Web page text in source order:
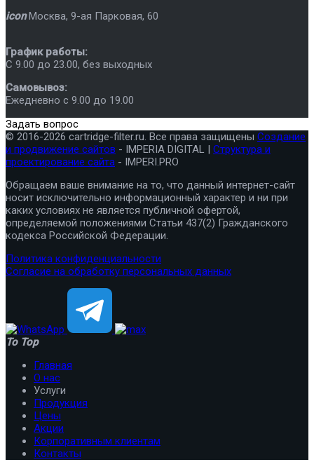
icon Москва, 9-ая Парковая, 60
График работы:
C 9.00 до 23.00, без выходных
Самовывоз:
Ежедневно с 9.00 до 19.00
Задать вопрос
© 2016-2026 cartridge-filter.ru. Все права защищены Создание
и продвижение сайтов - IMPERIA DIGITAL | Структура и
проектирование сайта - IMPERI.PRO
Обращаем ваше внимание на то, что данный интернет-сайт
носит исключительно информационный характер и ни при
каких условиях не является публичной офертой,
определяемой положениями Статьи 437(2) Гражданского
кодекса Российской Федерации.
Политика конфиденциальности
Согласие на обработку персональных данных
To Top
Главная
О нас
Услуги
Продукция
Цены
Акции
Корпоративным клиентам
Контакты